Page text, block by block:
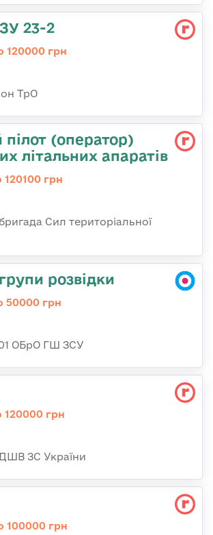
23-2
120000 грн
ТрО
пілот (оператор)
літальних апаратів
120100 грн
Сил територіальної
розвідки
50000 грн
ОБрО ГШ ЗСУ
120000 грн
ЗС України
100000 грн